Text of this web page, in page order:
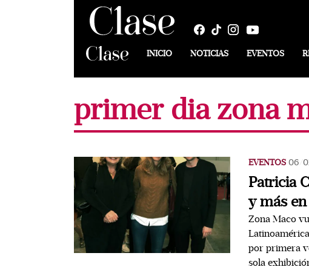
INICIO NOTICIAS EVENTOS
primer dia zona
EVENTOS 06/
Patricia
y más
Zona Maco
por primera
sola